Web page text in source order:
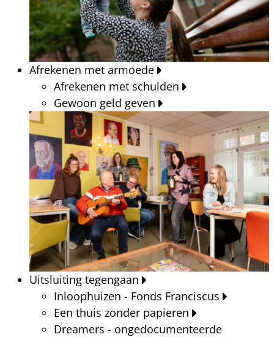
Afrekenen met armoede
Afrekenen met schulden
Gewoon geld geven
Uitsluiting tegengaan
Inloophuizen - Fonds Franciscus
Een thuis zonder papieren
Dreamers - ongedocumenteerde